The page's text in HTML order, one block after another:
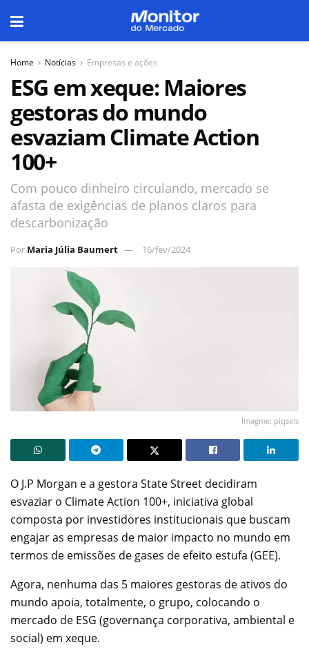
Home Notícias Empresas e ações
ESG em xeque: Maiores
gestoras do mundo
esvaziam Climate Action
100+
Com pouco dinheiro circulando, mercado se
afasta de exigências de planos claros para
descarbonização
Por Maria Júlia Baumert 16/fev/2024
Imagme: piqsels
O J.P Morgan e a gestora State Street decidiram
esvaziar o Climate Action 100+, iniciativa global
composta por investidores institucionais que buscam
engajar as empresas de maior impacto no mundo em
termos de emissões de gases de efeito estufa (GEE).
Agora, nenhuma das 5 maiores gestoras de ativos do
mundo apoia, totalmente, o grupo, colocando o
mercado de ESG (governança corporativa, ambiental e
social) em xeque.